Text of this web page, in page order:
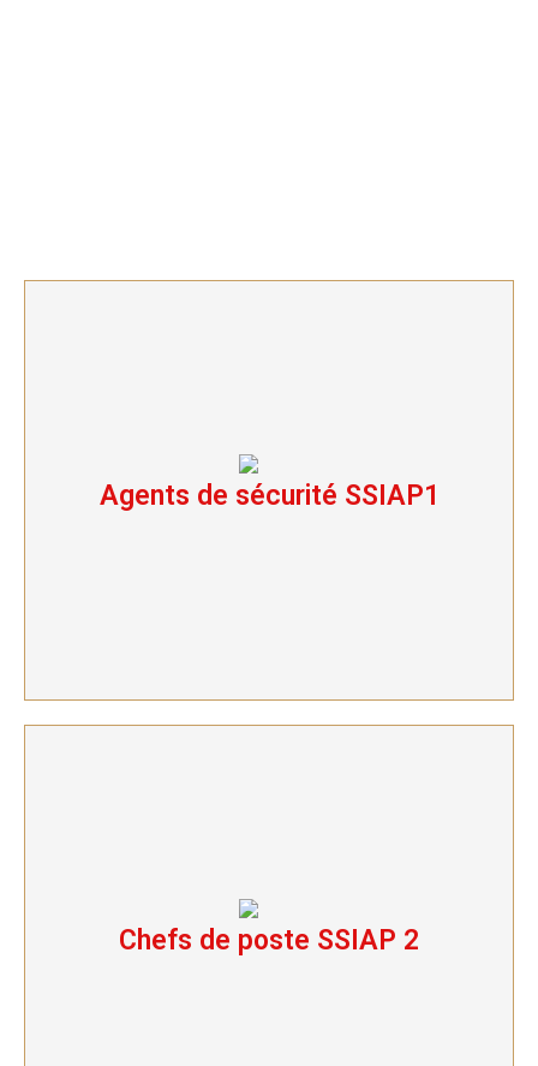
Agents de sécurité SSIAP1
Agents de sécurité SSIAP1
Chefs de poste SSIAP 2
Chefs de poste SSIAP 2